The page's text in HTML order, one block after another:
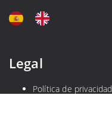
Legal
Política de privacidad